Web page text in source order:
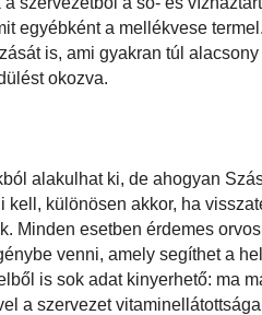
egyébként a mellékvese
is, ami gyakran túl
okozva.
alakulhat ki, de ahogyan
különösen akkor, ha
Minden esetben érdemes
venni, amely segíthet a
is sok adat kinyerhető: ma
a szervezet